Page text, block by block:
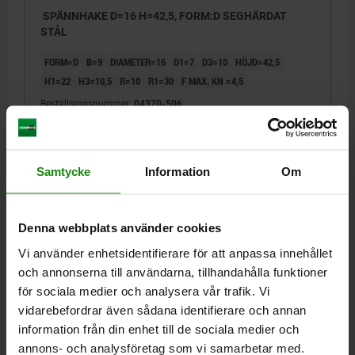
Samtycke Information Om
Denna webbplats använder cookies
Vi använder enhetsidentifierare för att anpassa innehållet
och annonserna till användarna, tillhandahålla funktioner
för sociala medier och analysera vår trafik. Vi
vidarebefordrar även sådana identifierare och annan
information från din enhet till de sociala medier och
annons- och analysföretag som vi samarbetar med.
SPÄNNHAKE D=16 H=42,5, FORM:D SEGHÄRDAT
STÅL
FORM=D B=9 DIAMETER=16 D1=7 D3=10
HÖJD=42,5
H1=22
H3=10,5 R=10 R1=30 F MAX. KN =4,5
Beställningsnummer:04370-506
Exkl. leveranskostnader
SPÄNNHAKE D=20 H=52,5, FORM:D SEGHÄRDAT